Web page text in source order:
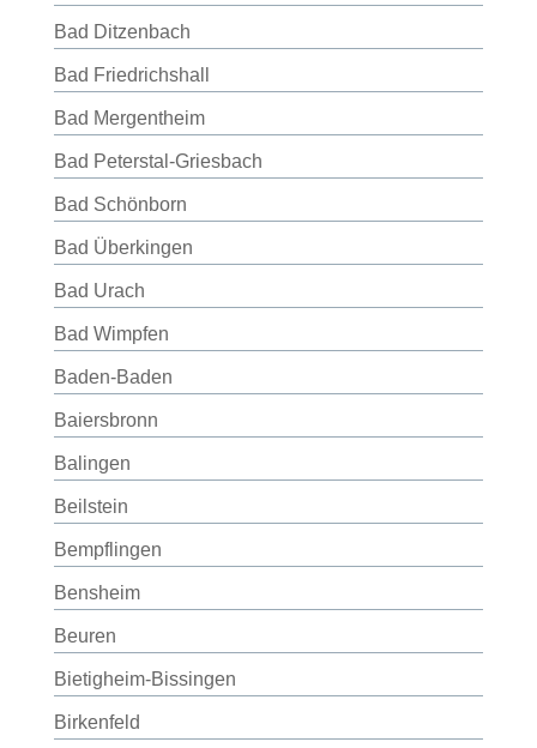
Bad Ditzenbach
Bad Friedrichshall
Bad Mergentheim
Bad Peterstal-Griesbach
Bad Schönborn
Bad Überkingen
Bad Urach
Bad Wimpfen
Baden-Baden
Baiersbronn
Balingen
Beilstein
Bempflingen
Bensheim
Beuren
Bietigheim-Bissingen
Birkenfeld